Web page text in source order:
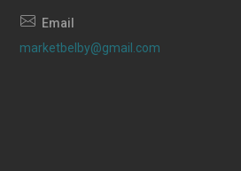
marketbelby@gmail.com